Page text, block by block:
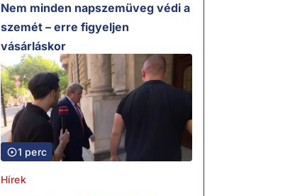
Nem minden napszemüveg védi a
szemét – erre figyeljen
vásárláskor
1 perc
Hírek